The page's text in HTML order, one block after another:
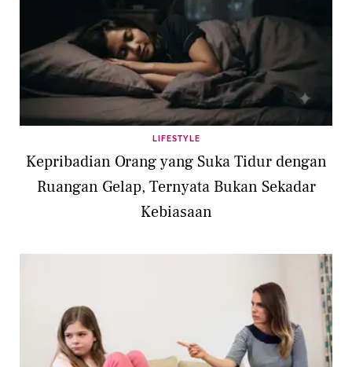
LIFESTYLE
Kepribadian Orang yang Suka Tidur dengan
Ruangan Gelap, Ternyata Bukan Sekadar
Kebiasaan